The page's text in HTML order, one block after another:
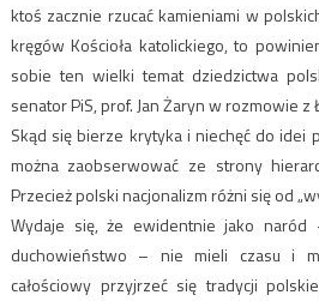
ktoś zacznie rzucać kamieniami w
kręgów Kościoła katolickiego, to
sobie ten wielki temat dziedzictwa
senator PiS, prof. Jan Żaryn w rozmowie z
Skąd się bierze krytyka i niechęć do idei
można zaobserwować ze strony
Przecież polski nacjonalizm różni się od
Wydaje się, że ewidentnie jako naród
duchowieństwo – nie mieli czasu i
całościowy przyjrzeć się tradycji